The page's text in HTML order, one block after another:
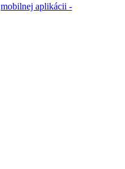
mobilnej aplikácii -